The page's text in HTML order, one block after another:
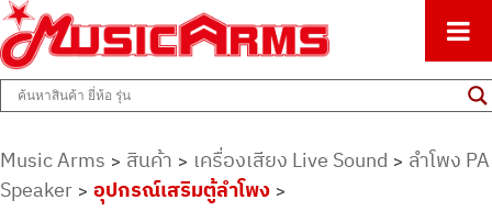
Music Arms
ศูนย์รวมครื่องดนตรีทุกชนิด ตั้งแต่เริ่มต้นถึงมืออาชีพ
Music Arms > สินค้า > เครื่องเสียง Live Sound > ลำโพง PA
Speaker > อุปกรณ์เสริมตู้ลำโพง >